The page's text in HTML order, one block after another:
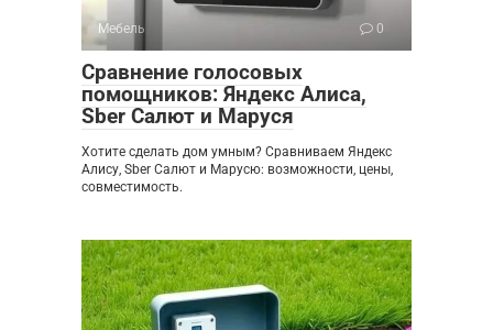
Мебель 0
Сравнение голосовых
помощников: Яндекс Алиса,
Sber Салют и Маруся
Хотите сделать дом умным? Сравниваем Яндекс
Алису, Sber Салют и Марусю: возможности, цены,
совместимость.